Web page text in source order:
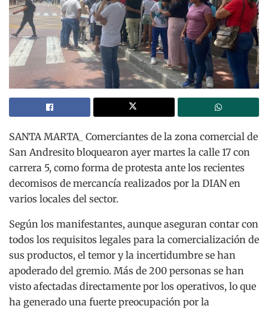
SANTA MARTA_ Comerciantes de la zona comercial de
San Andresito bloquearon ayer martes la calle 17 con
carrera 5, como forma de protesta ante los recientes
decomisos de mercancía realizados por la DIAN en
varios locales del sector.
Según los manifestantes, aunque aseguran contar con
todos los requisitos legales para la comercialización de
sus productos, el temor y la incertidumbre se han
apoderado del gremio. Más de 200 personas se han
visto afectadas directamente por los operativos, lo que
ha generado una fuerte preocupación por la